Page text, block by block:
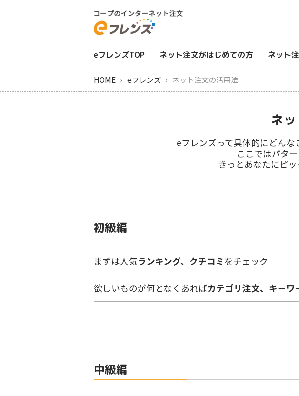
eフレンズTOP ネット注文がはじめての方 ネット
HOME eフレンズ ネット注文の活用法
ネ
eフレンズって具体的にどん
ここではパタ
きっとあなたにピ
初級編
まずは⼈気ランキング、クチコミ をチェック
欲しいものが何となくあればカテゴリ注⽂、キーワ
中級編